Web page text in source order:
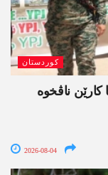
کوردستان
کارێن ناڤخوە
2026-08-04